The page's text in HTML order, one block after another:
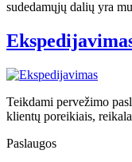
sudedamųjų dalių yra
Teikdami pervežimo
klientų poreikiais,
Paslaugos